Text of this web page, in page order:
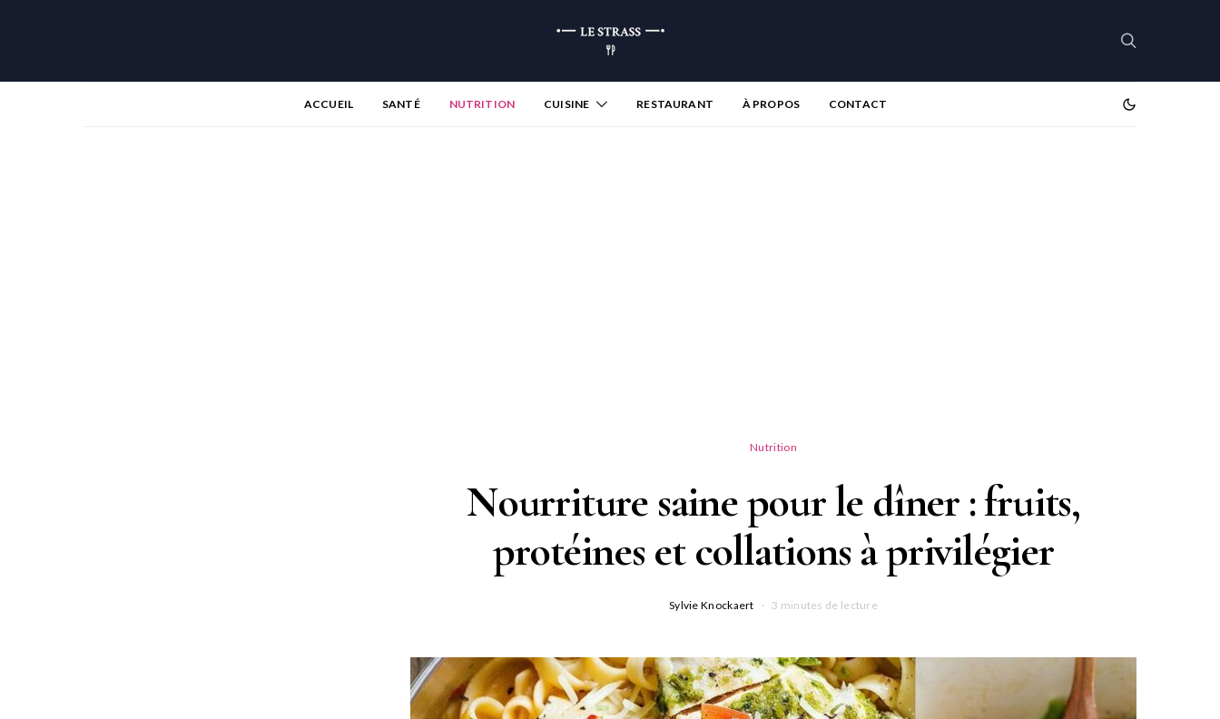
ACCUEIL SANTÉ NUTRITION CUISINE RESTAURANT À PROPOS CONTACT
Nutrition
Nourriture saine pour le dîner : fruits,
protéines et collations à privilégier
Sylvie Knockaert 3 minutes de lecture